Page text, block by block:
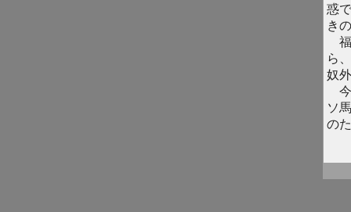
惑
き
福
ら
奴
今
ソ
の